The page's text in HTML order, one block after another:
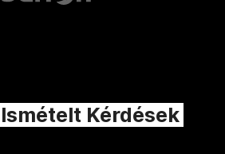
Kérdések